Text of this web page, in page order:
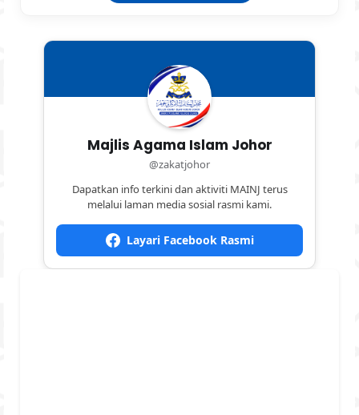
Majlis Agama Islam Johor
@zakatjohor
Dapatkan info terkini dan aktiviti MAINJ terus
melalui laman media sosial rasmi kami.
Layari Facebook Rasmi